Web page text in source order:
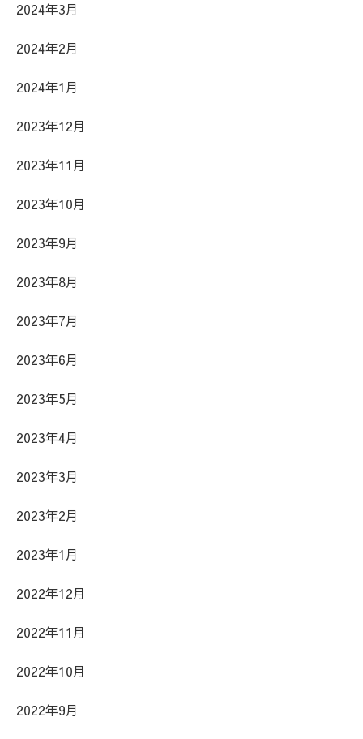
2024年3月
2024年2月
2024年1月
2023年12月
2023年11月
2023年10月
2023年9月
2023年8月
2023年7月
2023年6月
2023年5月
2023年4月
2023年3月
2023年2月
2023年1月
2022年12月
2022年11月
2022年10月
2022年9月